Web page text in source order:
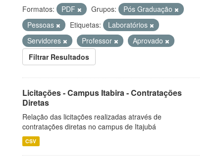
Formatos:
PDF Grupos:
Pós Graduação
Pessoas
Etiquetas:
Laboratórios
Servidores
Professor
Aprovado
Filtrar Resultados
Licitações - Campus Itabira - Contratações
Diretas
Relação das licitações realizadas através de
contratações diretas no campus de Itajubá
CSV